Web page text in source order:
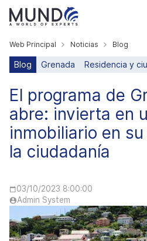
Web Principal Noticias Blog
Blog Grenada Residencia y
El programa de
abre: invierta en
inmobiliario en
la ciudadanía
03/10/2023 8:00:00
Admin System